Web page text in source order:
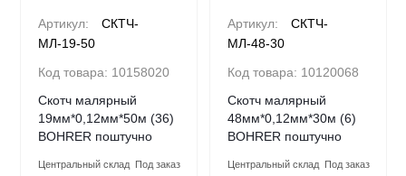
Артикул:
СКТЧ-
МЛ-19-50
Код товара: 10158020
Скотч малярный
19мм*0,12мм*50м (36)
BOHRER поштучно
Центральный склад Под заказ
Артикул:
СКТЧ-
МЛ-48-30
Код товара: 10120068
Скотч малярный
48мм*0,12мм*30м (6)
BOHRER поштучно
Центральный склад Под заказ